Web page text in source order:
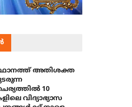
അതിശക്ത
10
വിദ്യാഭ്യാസ